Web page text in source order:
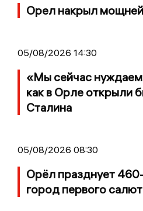
Орел накрыл
05/08/2026 14:30
«Мы сейчас
как в Орле открыли
Сталина
05/08/2026 08:30
Орёл празднует
город первого